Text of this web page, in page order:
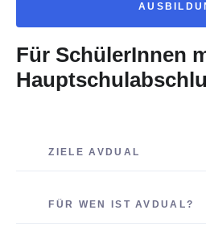
Für SchülerInnen
ZIELE AVDUAL
FÜR WEN IST AVDUAL?